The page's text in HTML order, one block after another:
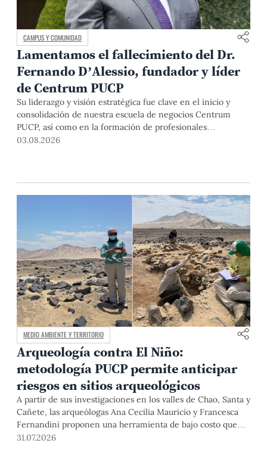
CAMPUS Y COMUNIDAD
Lamentamos el fallecimiento del Dr.
Fernando D’Alessio, fundador y líder
de Centrum PUCP
Su liderazgo y visión estratégica fue clave en el inicio y
consolidación de nuestra escuela de negocios Centrum
PUCP, así como en la formación de profesionales
empresariales comprometidos con el país. Por todo ello,
03.08.2026
MEDIO AMBIENTE Y TERRITORIO
Arqueología contra El Niño:
metodología PUCP permite anticipar
riesgos en sitios arqueológicos
A partir de sus investigaciones en los valles de Chao, Santa y
Cañete, las arqueólogas Ana Cecilia Mauricio y Francesca
Fernandini proponen una herramienta de bajo costo que
combina datos abiertos, mapas, sistemas de información
31.07.2026